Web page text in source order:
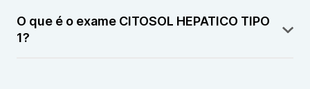
O que é o exame CITOSOL HEPATICO TIPO
1?